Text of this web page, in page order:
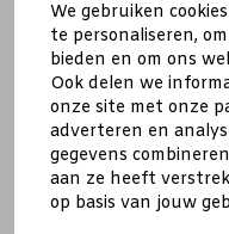
We gebruiken
te personaliseren,
bieden en om ons
Ook delen we
onze site met onze
adverteren en
gegevens
aan ze heeft
op basis van jouw